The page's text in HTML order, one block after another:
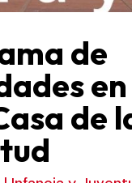
de
de